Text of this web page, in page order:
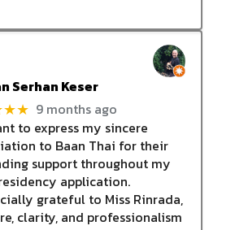
Serhan Keser
9 months ago
to express my sincere
to Baan Thai for their
support throughout my
application.
grateful to Miss Rinrada,
clarity, and professionalism